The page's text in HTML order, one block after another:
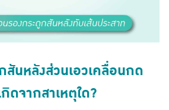
นหลังส่วนเอวเคลื่อนกด
ดจากสาเหตุใด?